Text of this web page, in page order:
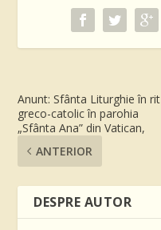
Anunt: Sfânta Liturghie în rit
greco-catolic în parohia
„Sfânta Ana” din Vatican,
ANTERIOR
DESPRE AUTOR